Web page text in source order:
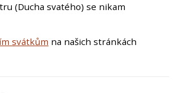
(Ducha svatého) se nikam
svátkům na našich stránkách